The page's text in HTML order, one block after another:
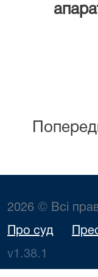
2026 © Всі
Про суд
v1.38.1